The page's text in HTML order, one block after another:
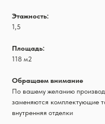
Этажность:
1,5
Площадь:
118 м2
Обращаем внимание
По вашему желанию
заменяются комплектующие
внутренняя отделки